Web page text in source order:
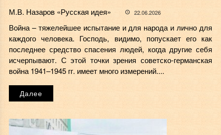
М.В. Назаров «Русская идея» 22.06.2026
Война – тяжелейшее испытание и для народа и лично для
каждого человека. Господь, видимо, попускает его как
последнее средство спасения людей, когда другие себя
исчерпывают. С этой точки зрения советско-германская
война 1941–1945 гг. имеет много измерений....
Далее